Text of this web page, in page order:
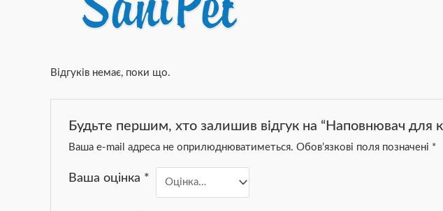
Відгуків немає, поки що.
Будьте першим, хто залишив відгук на “Наповнювач для
Ваша e-mail адреса не оприлюднюватиметься. Обов’язкові поля позначені *
Ваша оцінка *